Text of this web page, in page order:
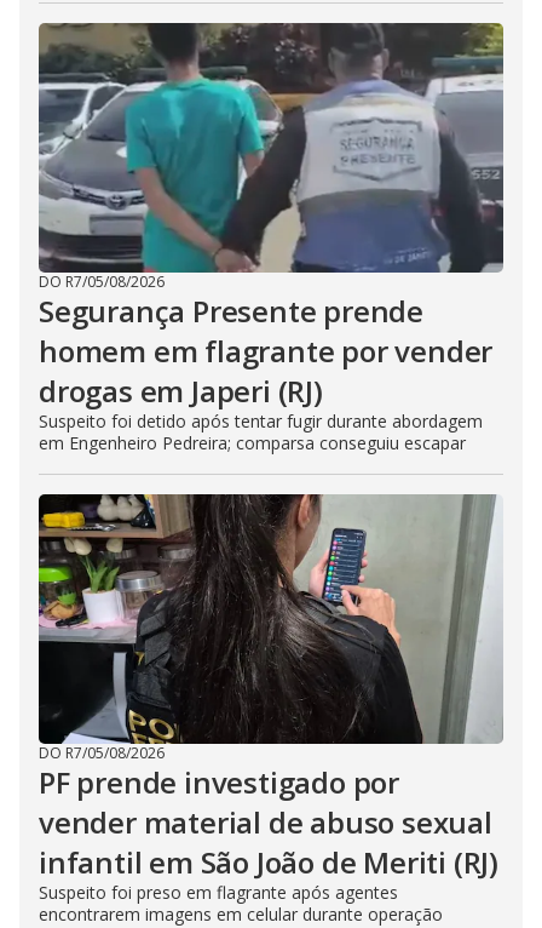
DO R7/05/08/2026
Segurança Presente prende
homem em flagrante por vender
drogas em Japeri (RJ)
Suspeito foi detido após tentar fugir durante abordagem
em Engenheiro Pedreira; comparsa conseguiu escapar
DO R7/05/08/2026
PF prende investigado por
vender material de abuso sexual
infantil em São João de Meriti (RJ)
Suspeito foi preso em flagrante após agentes
encontrarem imagens em celular durante operação